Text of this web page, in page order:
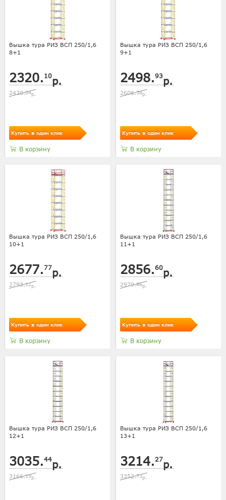
Вышка тура РИЗ ВСП 250/1,6
8+1
2320. 10р.
2420.04р.
Купить в один клик
В корзину
Вышка тура РИЗ ВСП 250/1,6
9+1
2498.93р.
2606.58р.
Купить в один клик
В корзину
Вышка тура РИЗ ВСП 250/1,6
10+1
2677. 77р.
2793.12р.
Купить в один клик
В корзину
Вышка тура РИЗ ВСП 250/1,6
11+1
2856.60р.
2979.66р.
Купить в один клик
В корзину
Вышка тура РИЗ ВСП 250/1,6
12+1
3035.44р.
3166.19р.
Вышка тура РИЗ ВСП 250/1,6
13+1
3214. 27р.
3352.73р.